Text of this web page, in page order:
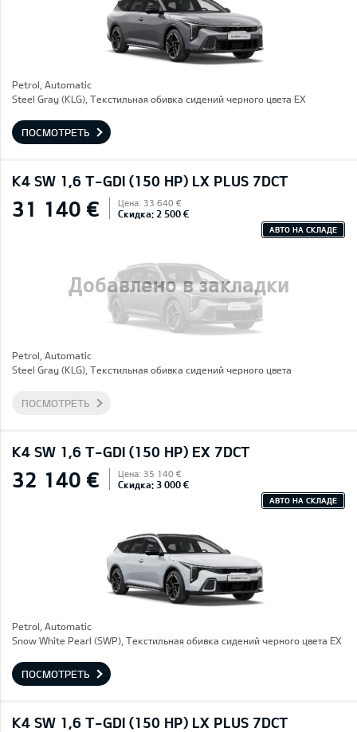
Petrol, Automatic
Steel Gray (KLG), Текстильная обивка сидений черного цвета EX
ПОСМОТРЕТЬ
K4 SW 1,6 T-GDI (150 HP) LX PLUS 7DCT
Добавлено в закладки
31 140 € Цена: 33 640 €
Скидка: 2 500 €
АВТО НА СКЛАДЕ
Petrol, Automatic
Steel Gray (KLG), Текстильная обивка сидений черного цвета
ПОСМОТРЕТЬ
K4 SW 1,6 T-GDI (150 HP) EX 7DCT
32 140 € Цена: 35 140 €
Скидка: 3 000 €
АВТО НА СКЛАДЕ
Petrol, Automatic
Snow White Pearl (SWP), Текстильная обивка сидений черного цвета EX
ПОСМОТРЕТЬ
K4 SW 1,6 T-GDI (150 HP) LX PLUS 7DCT